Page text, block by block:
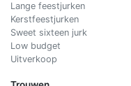
Lange feestjurken
Kerstfeestjurken
Sweet sixteen jurk
Low budget
Uitverkoop